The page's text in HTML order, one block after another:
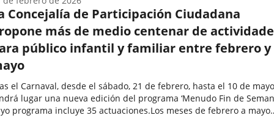
Concejalía de Participación Ciudadana
más de medio centenar de
público infantil y familiar entre febrero y
el Carnaval, desde el sábado, 21 de febrero, hasta el 10 de
lugar una nueva edición del programa ‘Menudo Fin de
programa incluye 35 actuaciones.Los meses de febrero a mayo